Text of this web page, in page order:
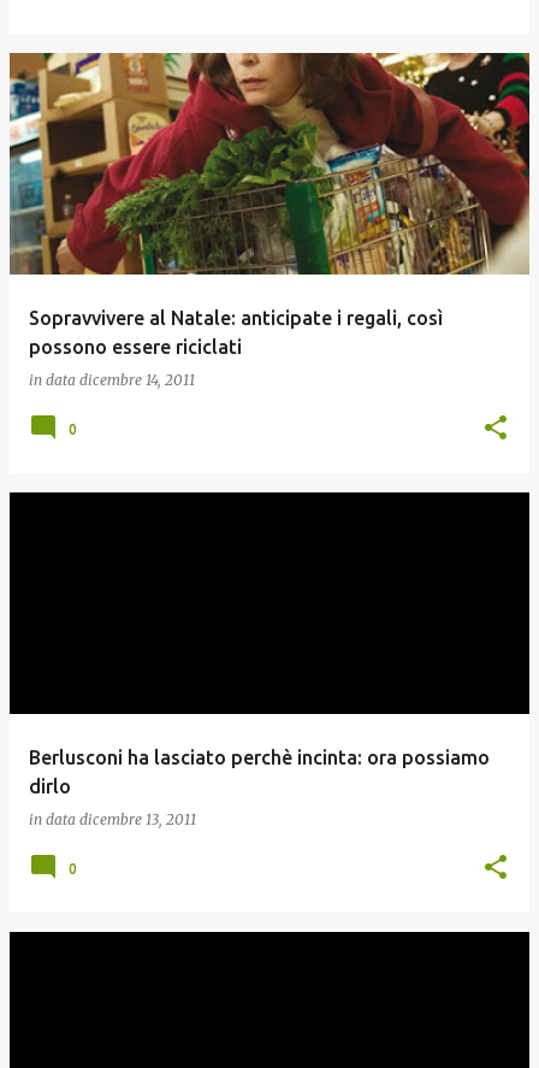
Sopravvivere al Natale: anticipate i regali, così
possono essere riciclati
in data dicembre 14, 2011
0
Berlusconi ha lasciato perchè incinta: ora possiamo
dirlo
in data dicembre 13, 2011
0